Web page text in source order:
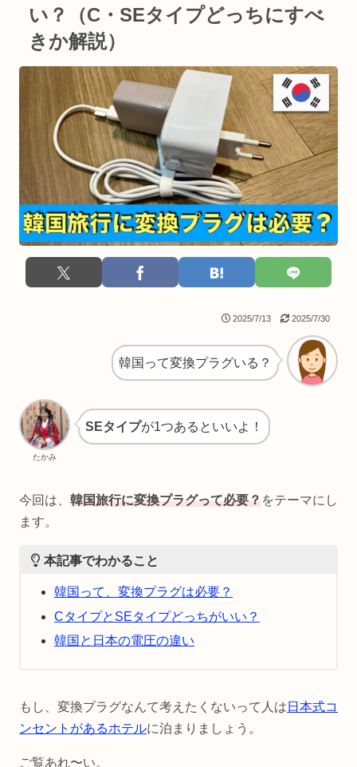
い？（C・SEタイプどっちにすべ
きか解説）
2025/7/13 2025/7/30
韓国って変換プラグいる？
たかみ
SEタイプが1つあるといいよ！
今回は、 韓国旅行に変換プラグって必要？をテーマにし
ます。
本記事でわかること
韓国って、変換プラグは必要？
CタイプとSEタイプどっちがいい？
韓国と日本の電圧の違い
もし、変換プラグなんて考えたくないって人は 日本式コ
ンセントがあるホテルに泊まりましょう。
ご覧あれ〜い。